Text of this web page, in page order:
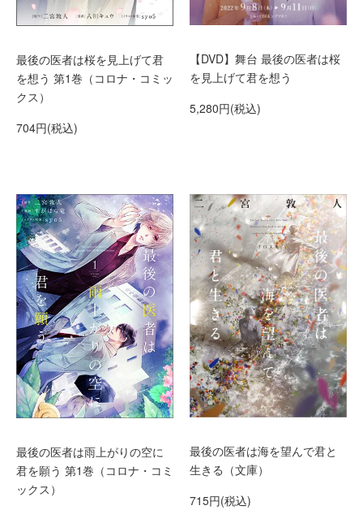
最後の医者は桜を見上げて君
を想う 第1巻（コロナ・コミッ
クス）
704円(税込)
【DVD】舞台 最後の医者は桜
を見上げて君を想う
5,280円(税込)
最後の医者は雨上がりの空に
君を願う 第1巻（コロナ・コミ
ックス）
最後の医者は海を望んで君と
生きる（文庫）
715円(税込)